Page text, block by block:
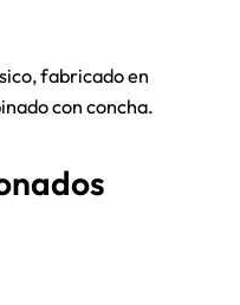
fabricado en
con concha.